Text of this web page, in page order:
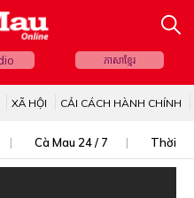
ភាសាខ្មែរ
XÃ HỘI CẢI CÁCH HÀNH CHÍNH
Cà Mau 24 / 7 Thời sự